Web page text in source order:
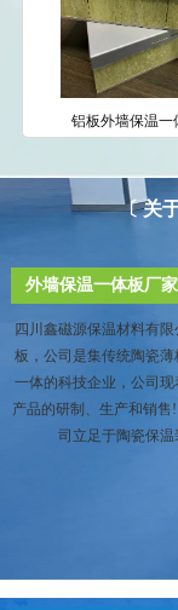
铝板外墙保温一
〔 关
外墙保温一体板厂家
四川鑫磁源保温材料有
板，公司是集传统陶瓷
一体的科技企业，公司
产品的研制、生产和销
司立足于陶瓷保